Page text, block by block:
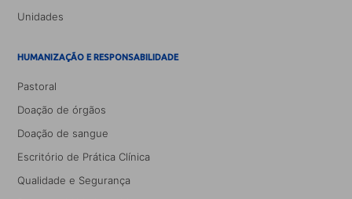
Unidades
HUMANIZAÇÃO E RESPONSABILIDADE
Pastoral
Doação de órgãos
Doação de sangue
Escritório de Prática Clínica
Qualidade e Segurança